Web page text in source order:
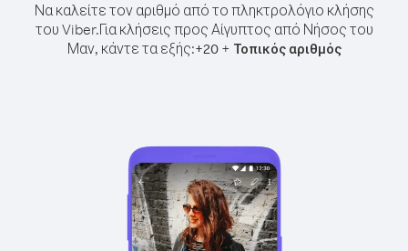
Να καλείτε τον αριθμό από το πληκτρολόγιο κλήσης
του Viber.Για κλήσεις προς Αίγυπτος από Νήσος του
Μαν, κάντε τα εξής:+20+ Τοπικός αριθμός